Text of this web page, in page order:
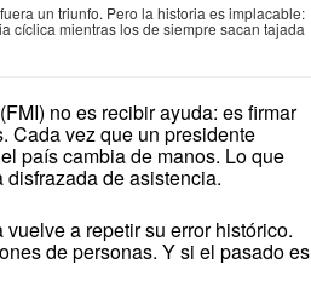
un triunfo. Pero la historia es implacable:
cíclica mientras los de siempre sacan tajada
no es recibir ayuda: es firmar
Cada vez que un presidente
país cambia de manos. Lo que
de asistencia.
a repetir su error histórico.
de personas. Y si el pasado es